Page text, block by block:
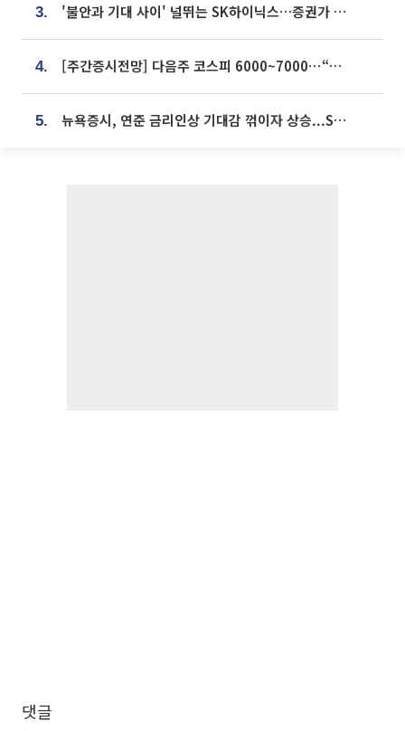
3. '불안과 기대 사이' 널뛰는 SK하이닉스…증권가 "HBM4·LTA 기반 펀터멘털 견고"
4. [주간증시전망] 다음주 코스피 6000~7000⋯“外人 수급은 정책이 변수”
5. 뉴욕증시, 연준 금리인상 기대감 꺾이자 상승...S&P500 사상 최고치 [종합]
댓글